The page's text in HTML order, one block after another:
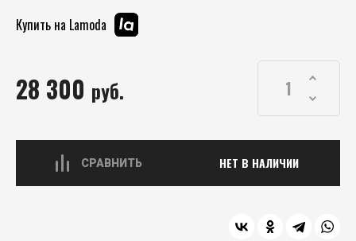
Купить на Lamoda
28 300 руб.
СРАВНИТЬ НЕТ В НАЛИЧИИ